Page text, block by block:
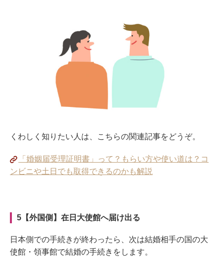
くわしく知りたい人は、こちらの関連記事をどうぞ。
「婚姻届受理証明書」って？もらい方や使い道は？コ
ンビニや土日でも取得できるのかも解説
5【外国側】在日大使館へ届け出る
日本側での手続きが終わったら、次は結婚相手の国の大
使館・領事館で結婚の手続きをします。